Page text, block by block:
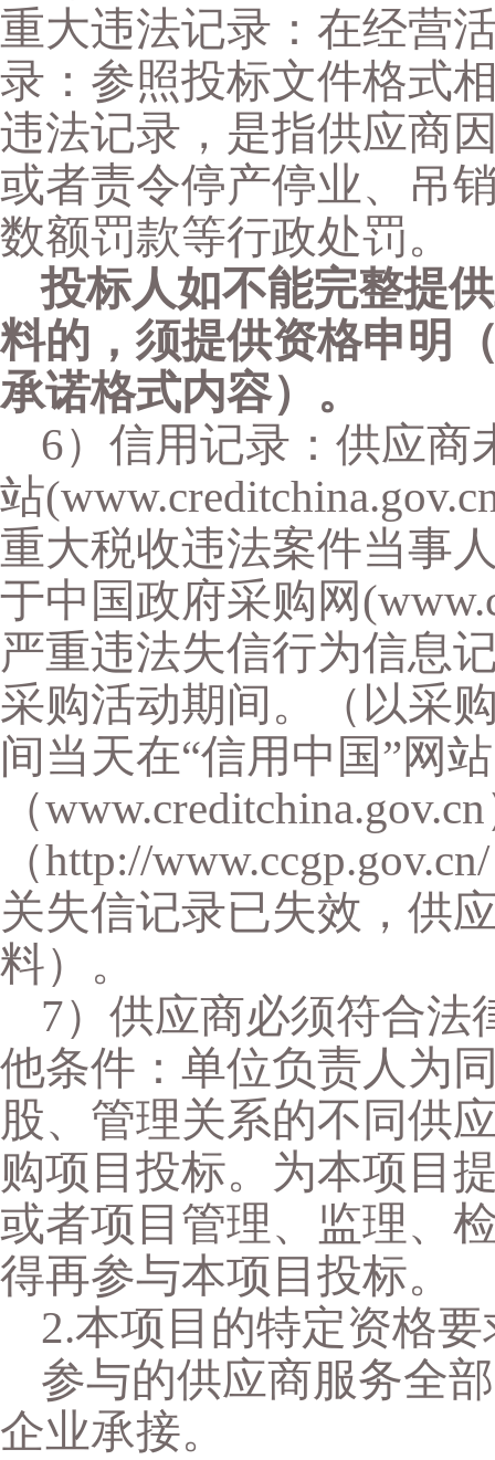
重大违法记录：在经营
录：参照投标文件格式
违法记录，是指供应商
或者责令停产停业、吊
数额罚款等行政处罚。
投标人如不能完整提
料的，须提供资格申明
承诺格式内容）。
6）信用记录：供应商
站
重大税收违法案件当事
于中国政府采购网
严重违法失信行为信息
采购活动期间。（以采
间当天在“信用中国”网站
（
（http://
关失信记录已失效，供
料）。
7）供应商必须符合法
他条件：单位负责人为
股、管理关系的不同供
购项目投标。为本项目
或者项目管理、监理、
得再参与本项目投标。
2.本项目的特定资格要
参与的供应商服务全
企业承接。